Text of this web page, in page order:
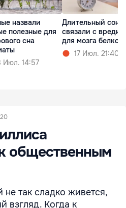
назвали
полезные для
сна
Июл. 14:57
Длительный сон
связали с
для мозга белком
17 Июл. 21:40
общественным
не так сладко живется,
взгляд. Когда к